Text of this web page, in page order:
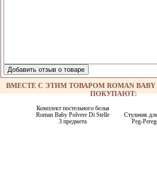
ВМЕСТЕ С ЭТИМ ТОВАРОМ ROMAN BABY
ПОКУПАЮТ:
Комплект постельного белья
Roman Baby Polvere Di Stelle
3 предмета
Стульчик
Peg-